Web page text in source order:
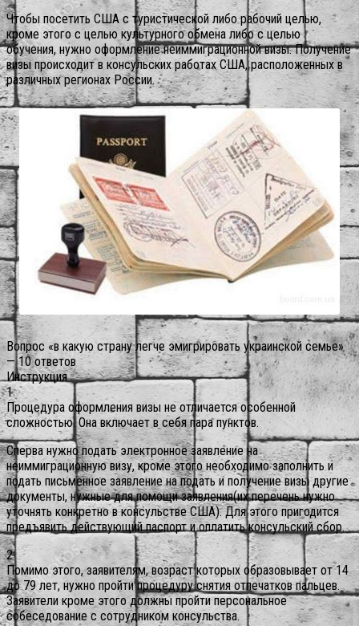
Чтобы посетить США с туристической либо рабочий целью,
кроме этого с целью культурного обмена либо с целью
обучения, нужно оформление неиммиграционной визы. Получение
визы происходит в консульских работах США, расположенных в
различных регионах России.
Вопрос «в какую страну легче эмигрировать украинской семье»
— 10 ответов
Инструкция
1
Процедура оформления визы не отличается особенной
сложностью. Она включает в себя пара пунктов.
Сперва нужно подать электронное заявление на
неиммиграционную визу, кроме этого необходимо заполнить и
подать письменное заявление на подать и получение визы другие
документы, нужные для помощи заявления(их перечень нужно
уточнять конкретно в консульстве США). Для этого пригодится
предъявить действующий паспорт и оплатить консульский сбор.
2
Помимо этого, заявителям, возраст которых образовывает от 14
до 79 лет, нужно пройти процедуру снятия отпечатков пальцев.
Заявители кроме этого должны пройти персональное
собеседование с сотрудником консульства.